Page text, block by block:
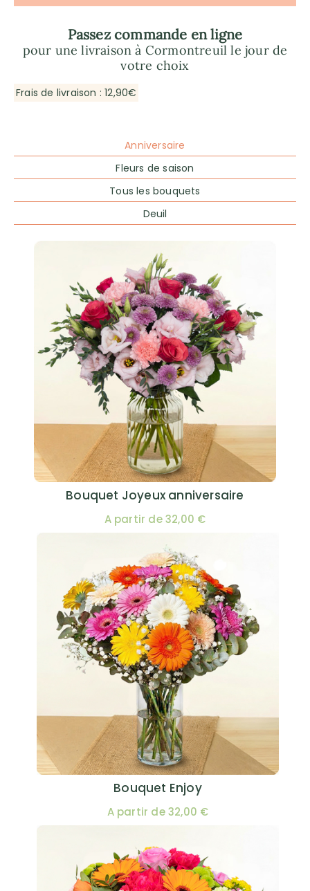
Passez commande en ligne
pour une livraison à Cormontreuil le jour de
votre choix
Frais de livraison : 12,90€
Anniversaire
Fleurs de saison
Tous les bouquets
Deuil
Bouquet Joyeux anniversaire
A partir de 32,00 €
Bouquet Enjoy
A partir de 32,00 €